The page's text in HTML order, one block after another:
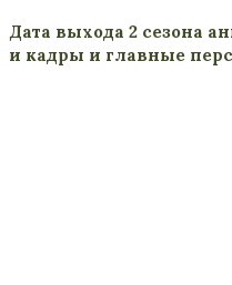
Дата выхода 2 сезона
и кадры и главные